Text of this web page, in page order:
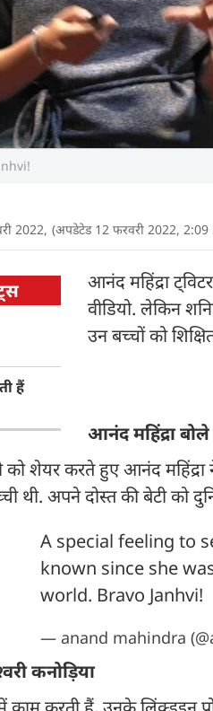
2022, (अपडेटेड 12 फरवरी 2022, 2:09
हैं
आनंद महिंद्रा
वीडियो. लेकिन
उन बच्चों को
आनंद महिंद्रा
को शेयर करते हुए आनंद
थी. अपने दोस्त की बेटी को
A special feeling to
known since she
world. Bravo Janhvi!
— anand mahindra
कनोड़िया